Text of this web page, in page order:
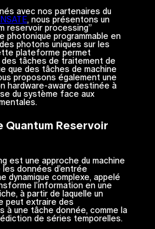
avec nos partenaires du
, nous présentons un
reservoir processing”
photonique programmable en
photons uniques sur les
plateforme permet
des tâches de traitement de
que des tâches de machine
proposons également une
hardware-aware destinée à
du système face aux
Quantum Reservoir
est une approche du machine
les données d’entrée
dynamique complexe, appelé
l’information en une
à partir de laquelle un
peut extraire des
à une tâche donnée, comme la
de séries temporelles.